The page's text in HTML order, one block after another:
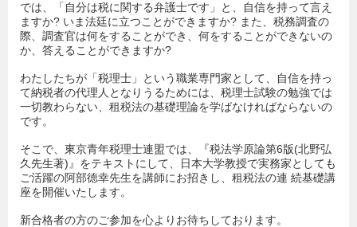
では、「自分は税に関する弁護士です」と、自信を持って言え
ますか? いま法廷に立つことができますか? また、税務調査の
際、調査官は何をすることができ、何をすることができないの
か、答えることができますか?
わたしたちが「税理士」という職業専門家として、自信を持っ
て納税者の代理人となりうるためには、税理士試験の勉強では
一切教わらない、租税法の基礎理論を学ばなければならないの
です。
そこで、東京青年税理士連盟では、『税法学原論第6版(北野弘
久先生著)』をテキストにして、日本大学教授で実務家としても
ご活躍の阿部徳幸先生を講師にお招きし、租税法の連 続基礎講
座を開催いたします。
新合格者の方のご参加を心よりお待ちしております。